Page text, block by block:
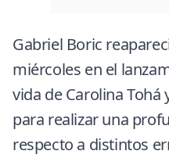
Gabriel Boric
miércoles en el
vida de Carolina
para realizar una
respecto a distintos